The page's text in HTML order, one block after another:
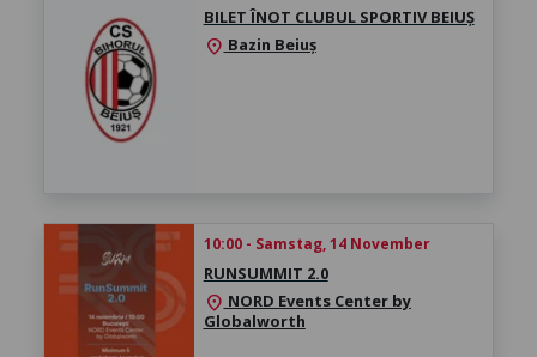
BILET ÎNOT CLUBUL SPORTIV BEIUȘ
location_on Bazin Beiuș
10:00 - Samstag, 14 November
RUNSUMMIT 2.0
location_on NORD Events Center by
Globalworth